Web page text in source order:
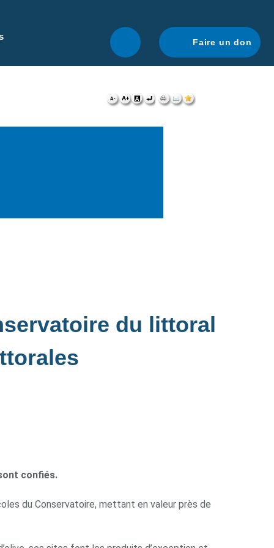
navigation optimale.
Faire un don
du littoral
confiés.
du Conservatoire, mettant en valeur près de